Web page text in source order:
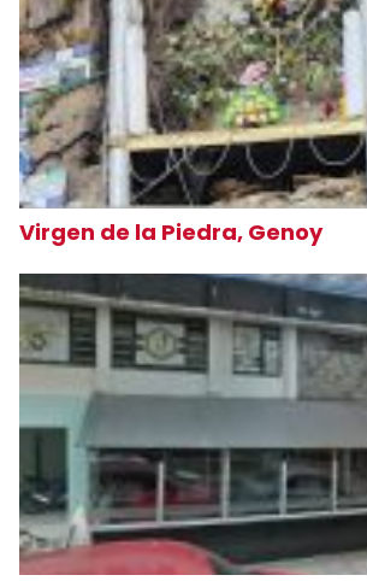
Virgen de la Piedra, Genoy